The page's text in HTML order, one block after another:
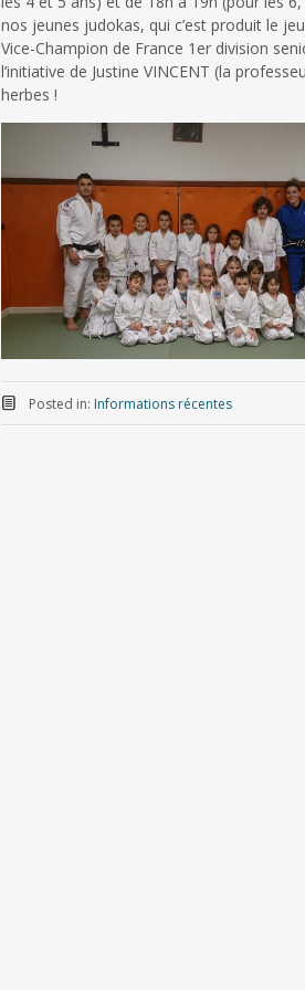
nos jeunes judokas, qui c’est produit le
Vice-Champion de France 1er division
l’initiative de Justine VINCENT (la
herbes !
Posted in: Informations récentes